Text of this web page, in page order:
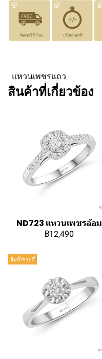
แหวนเพชรแถว
สินค้าที่เกี่ยวข้อง
ND723 แหวนเพชรล้อม
฿12,490
สินค้าขายดี